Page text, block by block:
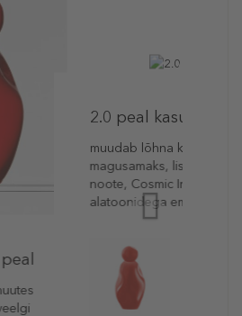
2 / 2
ja
bensoiini ja vanilli
pakub piimja
FRAGRANCES
Parfüümvesi (EDP)